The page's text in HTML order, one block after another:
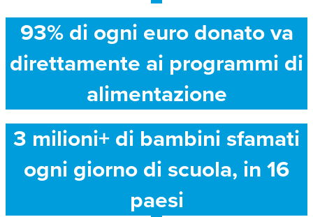
93% di ogni euro donato va
direttamente ai programmi di
alimentazione
3 milioni+ di bambini sfamati
ogni giorno di scuola, in 16
paesi